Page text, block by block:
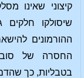
קיצוני שאינו
שיסולקו חלקים
ההורמונים
החסרה של
בטבליות, כך